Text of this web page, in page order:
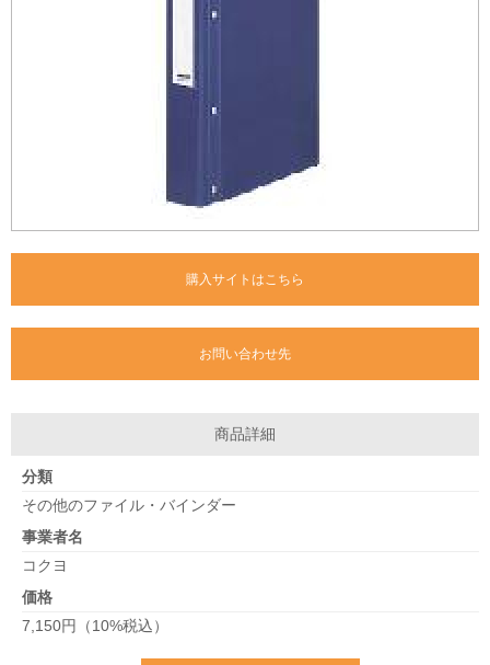
購入サイトはこちら
お問い合わせ先
商品詳細
分類
その他のファイル・バインダー
事業者名
コクヨ
価格
7,150円（10%税込）